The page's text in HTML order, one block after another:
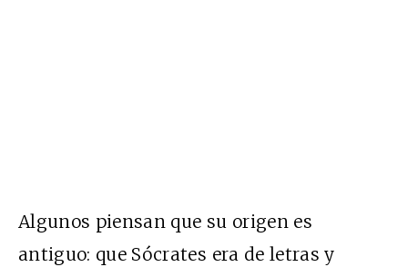
Algunos piensan que su origen es
antiguo: que Sócrates era de letras y